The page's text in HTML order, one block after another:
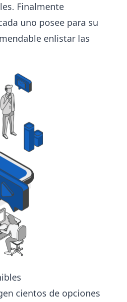
Finalmente
uno posee para su
enlistar las
cientos de opciones